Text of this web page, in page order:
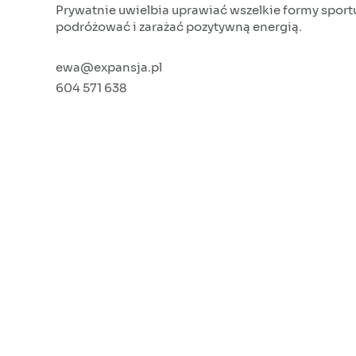
Prywatnie uwielbia uprawiać wszelkie formy
podróżować i zarażać pozytywną energią.
ewa@expansja.pl
604 571 638